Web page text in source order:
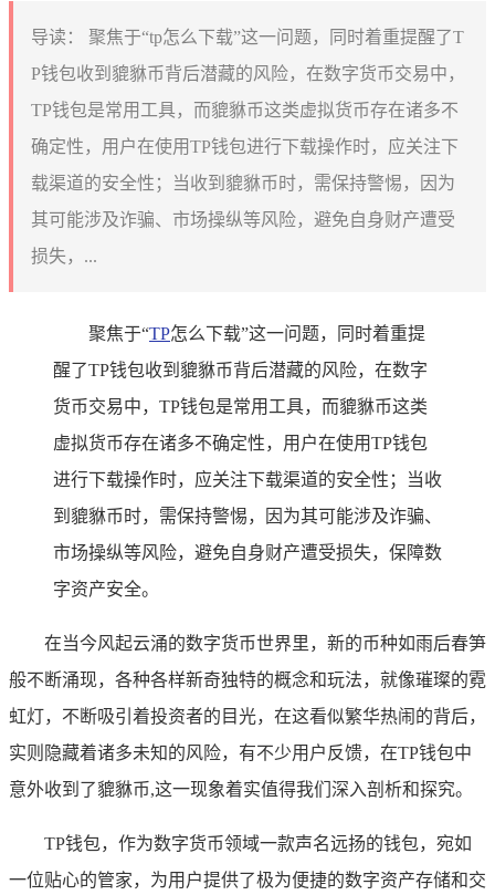
导读：
聚焦于“tp怎么下载”这一问题，同时着重提醒了T
P钱包收到貔貅币背后潜藏的风险，在数字货币交易中，
TP钱包是常用工具，而貔貅币这类虚拟货币存在诸多不
确定性，用户在使用TP钱包进行下载操作时，应关注下
载渠道的安全性；当收到貔貅币时，需保持警惕，因为
其可能涉及诈骗、市场操纵等风险，避免自身财产遭受
损失，...
聚焦于“TP怎么下载”这一问题，同时着重提
醒了TP钱包收到貔貅币背后潜藏的风险，在数字
货币交易中，TP钱包是常用工具，而貔貅币这类
虚拟货币存在诸多不确定性，用户在使用TP钱包
进行下载操作时，应关注下载渠道的安全性；当收
到貔貅币时，需保持警惕，因为其可能涉及诈骗、
市场操纵等风险，避免自身财产遭受损失，保障数
字资产安全。
在当今风起云涌的数字货币世界里，新的币种如雨后春笋
般不断涌现，各种各样新奇独特的概念和玩法，就像璀璨的霓
虹灯，不断吸引着投资者的目光，在这看似繁华热闹的背后，
实则隐藏着诸多未知的风险，有不少用户反馈，在TP钱包中
意外收到了貔貅币,这一现象着实值得我们深入剖析和探究。
TP钱包，作为数字货币领域一款声名远扬的钱包，宛如
一位贴心的管家，为用户提供了极为便捷的数字资产存储和交